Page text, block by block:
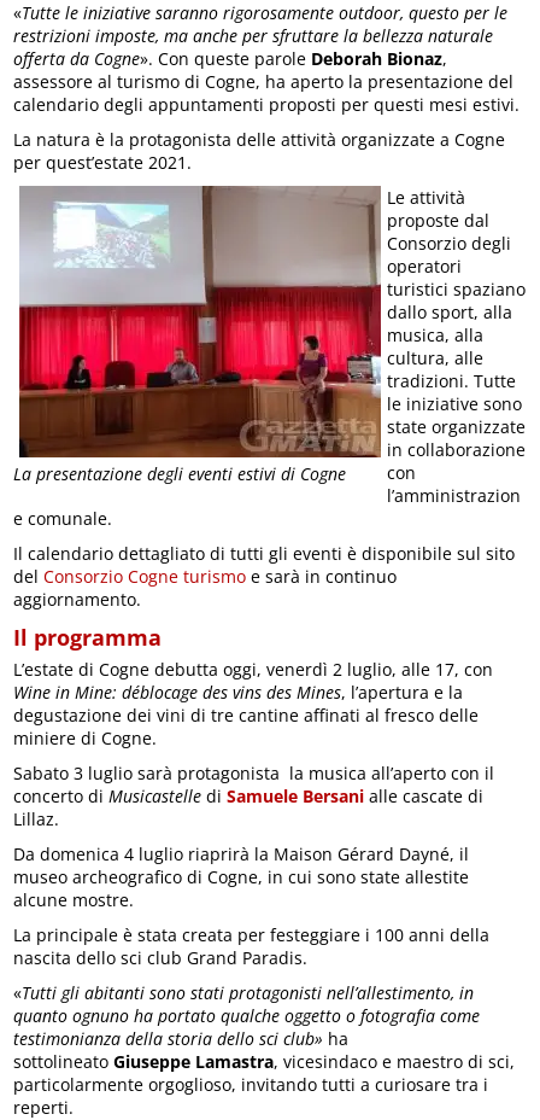
«Tutte le iniziative saranno rigorosamente outdoor, questo per le
restrizioni imposte, ma anche per sfruttare la bellezza naturale
offerta da Cogne». Con queste parole Deborah Bionaz,
assessore al turismo di Cogne, ha aperto la presentazione del
calendario degli appuntamenti proposti per questi mesi estivi.
La natura è la protagonista delle attività organizzate a Cogne
per quest’estate 2021.
La presentazione degli eventi estivi di Cogne
Le attività
proposte dal
Consorzio degli
operatori
turistici spaziano
dallo sport, alla
musica, alla
cultura, alle
tradizioni. Tutte
le iniziative sono
state organizzate
in collaborazione
con
l’amministrazion
e comunale.
Il calendario dettagliato di tutti gli eventi è disponibile sul sito
del Consorzio Cogne turismo e sarà in continuo
aggiornamento.
Il programma
L’estate di Cogne debutta oggi, venerdì 2 luglio, alle 17, con
Wine in Mine: déblocage des vins des Mines, l’apertura e la
degustazione dei vini di tre cantine affinati al fresco delle
miniere di Cogne.
Sabato 3 luglio sarà protagonista la musica all’aperto con il
concerto diMusicastelle diSamuele Bersani alle cascate di
Lillaz.
Da domenica 4 luglio riaprirà la Maison Gérard Dayné, il
museo archeografico di Cogne, in cui sono state allestite
alcune mostre.
La principale è stata creata per festeggiare i 100 anni della
nascita dello sci club Grand Paradis.
«Tutti gli abitanti sono stati protagonisti nell’allestimento, in
quanto ognuno ha portato qualche oggetto o fotografia come
testimonianza della storia dello sci club» ha
sottolineatoGiuseppe Lamastra, vicesindaco e maestro di sci,
particolarmente orgoglioso, invitando tutti a curiosare tra i
reperti.